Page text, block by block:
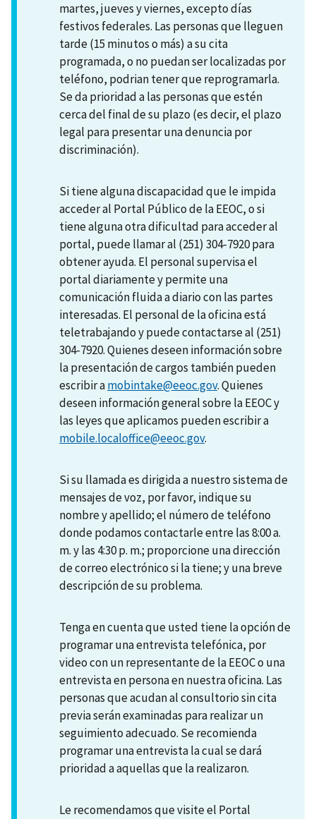
martes, jueves y viernes, excepto días
festivos federales. Las personas que lleguen
tarde (15 minutos o más) a su cita
programada, o no puedan ser localizadas por
teléfono, podrian tener que reprogramarla.
Se da prioridad a las personas que estén
cerca del final de su plazo (es decir, el plazo
legal para presentar una denuncia por
discriminación).
Si tiene alguna discapacidad que le impida
acceder al Portal Público de la EEOC, o si
tiene alguna otra dificultad para acceder al
portal, puede llamar al (251) 304-7920 para
obtener ayuda. El personal supervisa el
portal diariamente y permite una
comunicación fluida a diario con las partes
interesadas. El personal de la oficina está
teletrabajando y puede contactarse al (251)
304-7920. Quienes deseen información sobre
la presentación de cargos también pueden
escribir amobintake@eeoc.gov. Quienes
deseen información general sobre la EEOC y
las leyes que aplicamos pueden escribir a
mobile.localoffice@eeoc.gov.
Si su llamada es dirigida a nuestro sistema de
mensajes de voz, por favor, indique su
nombre y apellido; el número de teléfono
donde podamos contactarle entre las 8:00 a.
m. y las 4:30 p. m.; proporcione una dirección
de correo electrónico si la tiene; y una breve
descripción de su problema.
Tenga en cuenta que usted tiene la opción de
programar una entrevista telefónica, por
video con un representante de la EEOC o una
entrevista en persona en nuestra oficina. Las
personas que acudan al consultorio sin cita
previa serán examinadas para realizar un
seguimiento adecuado. Se recomienda
programar una entrevista la cual se dará
prioridad a aquellas que la realizaron.
Le recomendamos que visite el Portal